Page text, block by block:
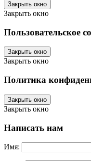
Закрыть окно
Закрыть окно
Пользовательское
Закрыть окно
Закрыть окно
Политика
Закрыть окно
Закрыть окно
Написать нам
Имя: